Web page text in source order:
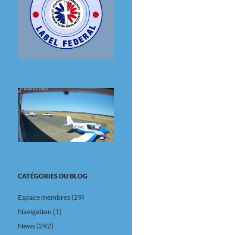
CATÉGORIES DU BLOG
Espace membres(29)
Navigation (1)
News(292)